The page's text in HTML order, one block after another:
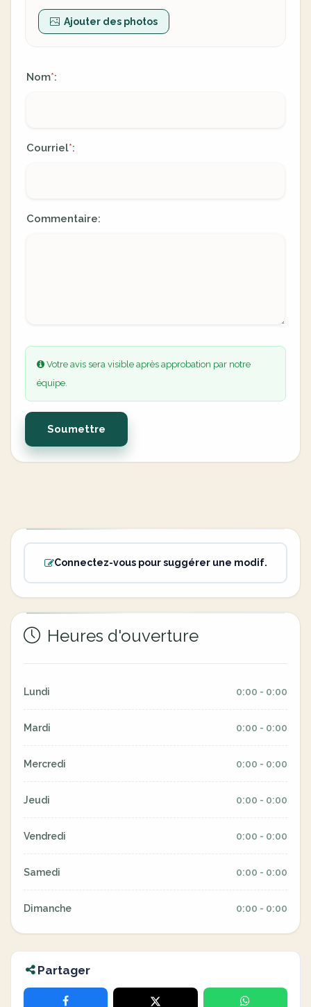
Ajouter des photos
Nom*:
Courriel*:
Commentaire:
Votre avis sera visible après approbation par notre
équipe.
Soumettre
Connectez-vous pour suggérer une modif.
Heures d'ouverture
Lundi 0:00 - 0:00
Mardi 0:00 - 0:00
Mercredi 0:00 - 0:00
Jeudi 0:00 - 0:00
Vendredi 0:00 - 0:00
Samedi 0:00 - 0:00
Dimanche 0:00 - 0:00
Partager